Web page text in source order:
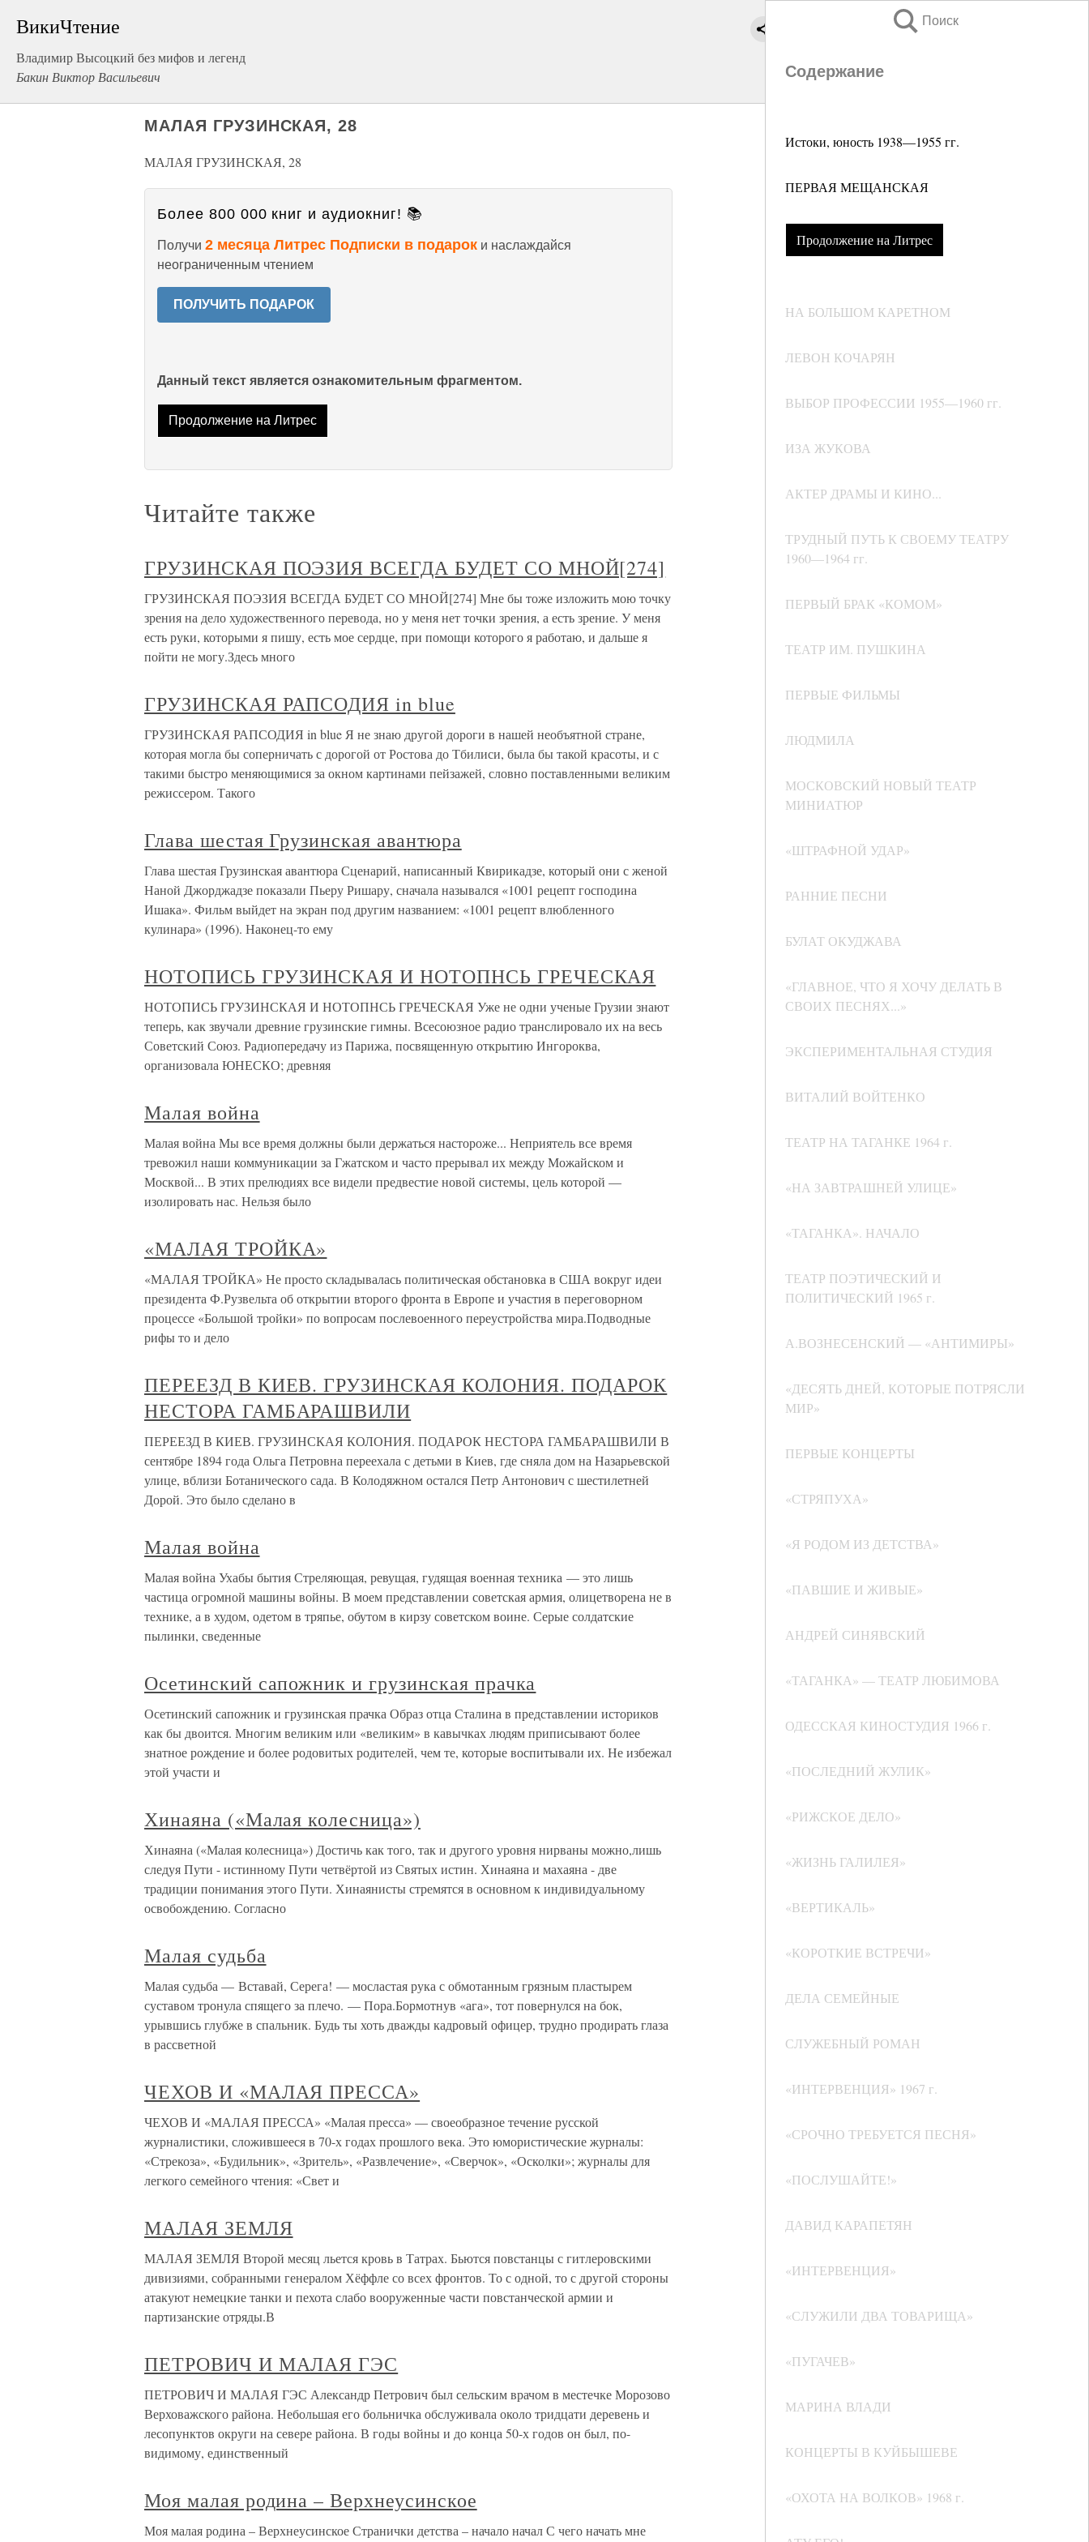
ВикиЧтение
Владимир Высоцкий без мифов и легенд
Бакин Виктор Васильевич
Поиск
Содержание
Истоки, юность 1938—1955 гг.
ПЕРВАЯ МЕЩАНСКАЯ
Продолжение на Литрес
НА БОЛЬШОМ КАРЕТНОМ
ЛЕВОН КОЧАРЯН
ВЫБОР ПРОФЕССИИ 1955—1960 гг.
ИЗА ЖУКОВА
АКТЕР ДРАМЫ И КИНО...
ТРУДНЫЙ ПУТЬ К СВОЕМУ ТЕАТРУ
1960—1964 гг.
ПЕРВЫЙ БРАК «КОМОМ»
ТЕАТР ИМ. ПУШКИНА
ПЕРВЫЕ ФИЛЬМЫ
ЛЮДМИЛА
МОСКОВСКИЙ НОВЫЙ ТЕАТР
МИНИАТЮР
«ШТРАФНОЙ УДАР»
РАННИЕ ПЕСНИ
БУЛАТ ОКУДЖАВА
«ГЛАВНОЕ, ЧТО Я ХОЧУ ДЕЛАТЬ В
СВОИХ ПЕСНЯХ...»
ЭКСПЕРИМЕНТАЛЬНАЯ СТУДИЯ
ВИТАЛИЙ ВОЙТЕНКО
ТЕАТР НА ТАГАНКЕ 1964 г.
«НА ЗАВТРАШНЕЙ УЛИЦЕ»
«ТАГАНКА». НАЧАЛО
ТЕАТР ПОЭТИЧЕСКИЙ И
ПОЛИТИЧЕСКИЙ 1965 г.
А.ВОЗНЕСЕНСКИЙ — «АНТИМИРЫ»
«ДЕСЯТЬ ДНЕЙ, КОТОРЫЕ ПОТРЯСЛИ
МИР»
ПЕРВЫЕ КОНЦЕРТЫ
«СТРЯПУХА»
«Я РОДОМ ИЗ ДЕТСТВА»
«ПАВШИЕ И ЖИВЫЕ»
АНДРЕЙ СИНЯВСКИЙ
«ТАГАНКА» — ТЕАТР ЛЮБИМОВА
ОДЕССКАЯ КИНОСТУДИЯ 1966 г.
«ПОСЛЕДНИЙ ЖУЛИК»
«РИЖСКОЕ ДЕЛО»
«ЖИЗНЬ ГАЛИЛЕЯ»
«ВЕРТИКАЛЬ»
«КОРОТКИЕ ВСТРЕЧИ»
ДЕЛА СЕМЕЙНЫЕ
СЛУЖЕБНЫЙ РОМАН
«ИНТЕРВЕНЦИЯ» 1967 г.
«СРОЧНО ТРЕБУЕТСЯ ПЕСНЯ»
«ПОСЛУШАЙТЕ!»
ДАВИД КАРАПЕТЯН
«ИНТЕРВЕНЦИЯ»
«СЛУЖИЛИ ДВА ТОВАРИЩА»
«ПУГАЧЕВ»
МАРИНА ВЛАДИ
КОНЦЕРТЫ В КУЙБЫШЕВЕ
«ОХОТА НА ВОЛКОВ» 1968 г.
МАЛАЯ ГРУЗИНСКАЯ, 28
МАЛАЯ ГРУЗИНСКАЯ, 28
Более 800 000 книг и аудиокниг! 📚
Получи 2 месяца Литрес Подписки в подарок и наслаждайся
неограниченным чтением
ПОЛУЧИТЬ ПОДАРОК
Данный текст является ознакомительным фрагментом.
Продолжение на Литрес
Читайте также
ГРУЗИНСКАЯ ПОЭЗИЯ ВСЕГДА БУДЕТ СО МНОЙ[274]
ГРУЗИНСКАЯ ПОЭЗИЯ ВСЕГДА БУДЕТ СО МНОЙ[274] Мне бы тоже изложить мою точку
зрения на дело художественного перевода, но у меня нет точки зрения, а есть зрение. У меня
есть руки, которыми я пишу, есть мое сердце, при помощи которого я работаю, и дальше я
пойти не могу.Здесь много
ГРУЗИНСКАЯ РАПСОДИЯ in blue
ГРУЗИНСКАЯ РАПСОДИЯ in blue Я не знаю другой дороги в нашей необъятной стране,
которая могла бы соперничать с дорогой от Ростова до Тбилиси, была бы такой красоты, и с
такими быстро меняющимися за окном картинами пейзажей, словно поставленными великим
режиссером. Такого
Глава шестая Грузинская авантюра
Глава шестая Грузинская авантюра Сценарий, написанный Квирикадзе, который они с женой
Наной Джорджадзе показали Пьеру Ришару, сначала назывался «1001 рецепт господина
Ишака». Фильм выйдет на экран под другим названием: «1001 рецепт влюбленного
кулинара» (1996). Наконец-то ему
НОТОПИСЬ ГРУЗИНСКАЯ И НОТОПНСЬ ГРЕЧЕСКАЯ
НОТОПИСЬ ГРУЗИНСКАЯ И НОТОПНСЬ ГРЕЧЕСКАЯ Уже не одни ученые Грузии знают
теперь, как звучали древние грузинские гимны. Всесоюзное радио транслировало их на весь
Советский Союз. Радиопередачу из Парижа, посвященную открытию Ингороква,
организовала ЮНЕСКО; древняя
Малая война
Малая война Мы все время должны были держаться настороже... Неприятель все время
тревожил наши коммуникации за Гжатском и часто прерывал их между Можайском и
Москвой... В этих прелюдиях все видели предвестие новой системы, цель которой —
изолировать нас. Нельзя было
«МАЛАЯ ТРОЙКА»
«МАЛАЯ ТРОЙКА» Не просто складывалась политическая обстановка в США вокруг идеи
президента Ф.Рузвельта об открытии второго фронта в Европе и участия в переговорном
процессе «Большой тройки» по вопросам послевоенного переустройства мира.Подводные
рифы то и дело
ПЕРЕЕЗД В КИЕВ. ГРУЗИНСКАЯ КОЛОНИЯ. ПОДАРОК
НЕСТОРА ГАМБАРАШВИЛИ
ПЕРЕЕЗД В КИЕВ. ГРУЗИНСКАЯ КОЛОНИЯ. ПОДАРОК НЕСТОРА ГАМБАРАШВИЛИ В
сентябре 1894 года Ольга Петровна переехала с детьми в Киев, где сняла дом на Назарьевской
улице, вблизи Ботанического сада. В Колодяжном остался Петр Антонович с шестилетней
Дорой. Это было сделано в
Малая война
Малая война Ухабы бытия Стреляющая, ревущая, гудящая военная техника — это лишь
частица огромной машины войны. В моем представлении советская армия, олицетворена не в
технике, а в худом, одетом в тряпье, обутом в кирзу советском воине. Серые солдатские
пылинки, сведенные
Осетинский сапожник и грузинская прачка
Осетинский сапожник и грузинская прачка Образ отца Сталина в представлении историков
как бы двоится. Многим великим или «великим» в кавычках людям приписывают более
знатное рождение и более родовитых родителей, чем те, которые воспитывали их. Не избежал
этой участи и
Хинаяна («Малая колесница»)
Хинаяна («Малая колесница») Достичь как того, так и другого уровня нирваны можно,лишь
следуя Пути - истинному Пути четвёртой из Святых истин. Хинаяна и махаяна - две
традиции понимания этого Пути. Хинаянисты стремятся в основном к индивидуальному
освобождению. Согласно
Малая судьба
Малая судьба — Вставай, Серега! — мосластая рука с обмотанным грязным пластырем
суставом тронула спящего за плечо. — Пора.Бормотнув «ага», тот повернулся на бок,
урывшись глубже в спальник. Будь ты хоть дважды кадровый офицер, трудно продирать глаза
в рассветной
ЧЕХОВ И «МАЛАЯ ПРЕССА»
ЧЕХОВ И «МАЛАЯ ПРЕССА» «Малая пресса» — своеобразное течение русской
журналистики, сложившееся в 70-х годах прошлого века. Это юмористические журналы:
«Стрекоза», «Будильник», «Зритель», «Развлечение», «Сверчок», «Осколки»; журналы для
легкого семейного чтения: «Свет и
МАЛАЯ ЗЕМЛЯ
МАЛАЯ ЗЕМЛЯ Второй месяц льется кровь в Татрах. Бьются повстанцы с гитлеровскими
дивизиями, собранными генералом Хёффле со всех фронтов. То с одной, то с другой стороны
атакуют немецкие танки и пехота слабо вооруженные части повстанческой армии и
партизанские отряды.В
ПЕТРОВИЧ И МАЛАЯ ГЭС
ПЕТРОВИЧ И МАЛАЯ ГЭС Александр Петрович был сельским врачом в местечке Морозово
Верховажского района. Небольшая его больничка обслуживала около тридцати деревень и
лесопунктов округи на севере района. В годы войны и до конца 50-х годов он был, по-
видимому, единственный
Моя малая родина – Верхнеусинское
Моя малая родина – Верхнеусинское Странички детства – начало начал С чего начать мне